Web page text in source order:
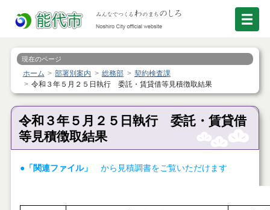
現在のページ
ホーム 部署別案内 総務部
契約検査課
令和３年５月２５日執行 委託・賃貸借等見積徴取結果
令和３年５月２５日執行 委託・賃貸借
等見積徴取結果
●「関連ファイル」 から見積調書をご覧いただけます